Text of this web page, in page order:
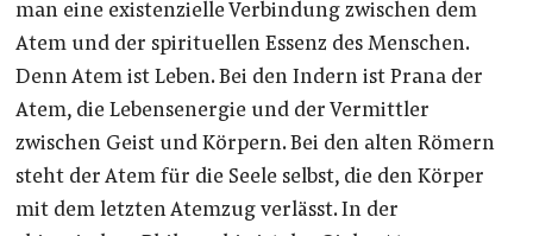
man eine existenzielle Verbindung zwischen dem
Atem und der spirituellen Essenz des Menschen.
Denn Atem ist Leben. Bei den Indern ist Prana der
Atem, die Lebensenergie und der Vermittler
zwischen Geist und Körpern. Bei den alten Römern
steht der Atem für die Seele selbst, die den Körper
mit dem letzten Atemzug verlässt. In der